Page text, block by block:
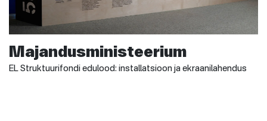
Majandusministeerium
EL Struktuurifondi edulood: installatsioon ja ekraanilahendus